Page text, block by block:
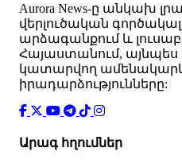
Аurora News-ը անկախ
վերլուծական
արձագանքում և
Հայաստանում, այնպես
կատարվող
իրադարձությունները:
Արագ հղումներ